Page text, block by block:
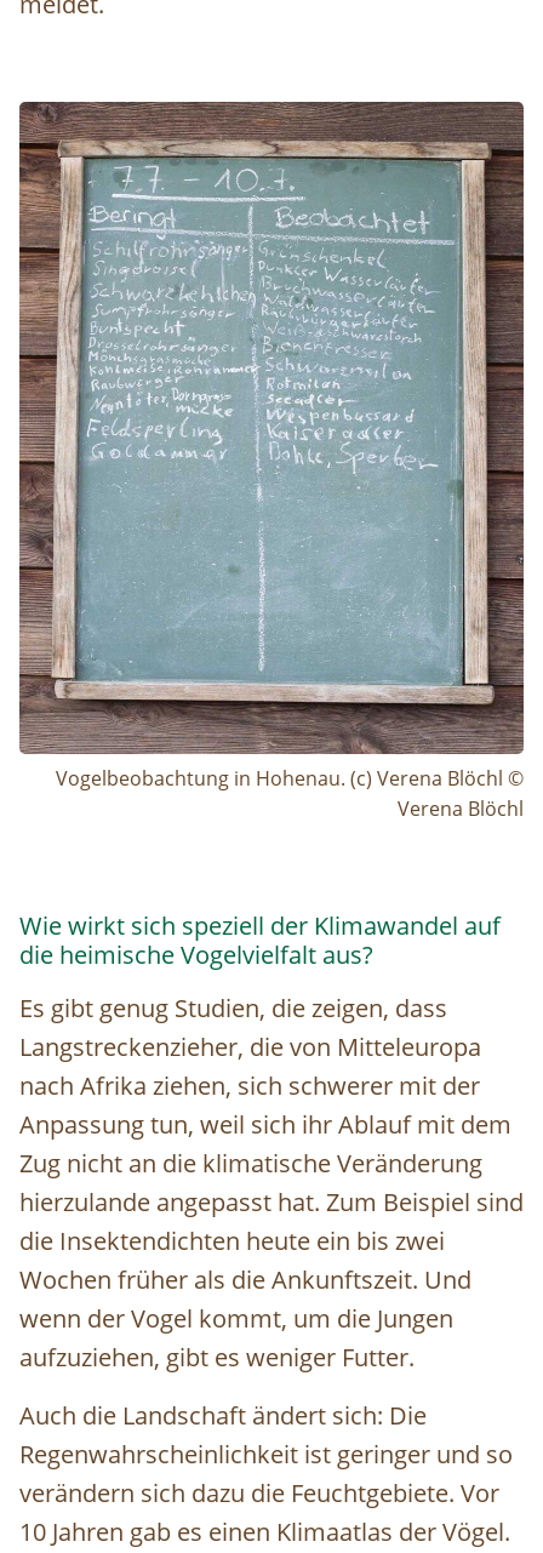
Image
Vogelbeobachtung in Hohenau. (c) Verena Blöchl ©
Verena Blöchl
Wie wirkt sich speziell der Klimawandel auf
die heimische Vogelvielfalt aus?
Es gibt genug Studien, die zeigen, dass
Langstreckenzieher, die von Mitteleuropa
nach Afrika ziehen, sich schwerer mit der
Anpassung tun, weil sich ihr Ablauf mit dem
Zug nicht an die klimatische Veränderung
hierzulande angepasst hat. Zum Beispiel sind
die Insektendichten heute ein bis zwei
Wochen früher als die Ankunftszeit. Und
wenn der Vogel kommt, um die Jungen
aufzuziehen, gibt es weniger Futter.
Auch die Landschaft ändert sich: Die
Regenwahrscheinlichkeit ist geringer und so
verändern sich dazu die Feuchtgebiete. Vor
10 Jahren gab es einen Klimaatlas der Vögel.